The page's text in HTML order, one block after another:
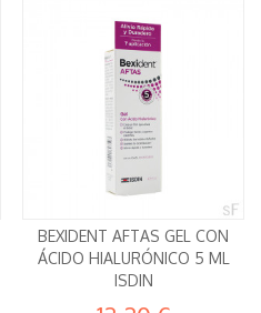
BEXIDENT AFTAS GEL CON
ÁCIDO HIALURÓNICO 5 ML
ISDIN